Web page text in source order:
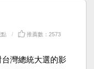
點 推薦數：2573
灣總統大選的影